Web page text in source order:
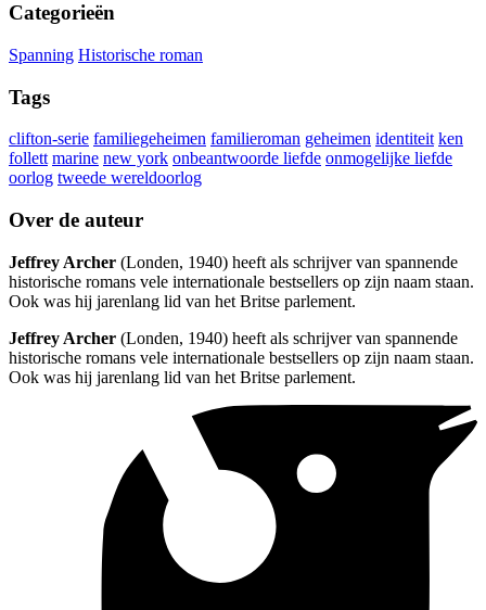
Categorieën
Spanning Historische roman
Tags
clifton-serie familiegeheimen familieroman geheimen identiteit ken
follett marine new york onbeantwoorde liefde onmogelijke liefde
oorlog tweede wereldoorlog
Over de auteur
Jeffrey Archer (Londen, 1940) heeft als schrijver van spannende
historische romans vele internationale bestsellers op zijn naam staan.
Ook was hij jarenlang lid van het Britse parlement.
Jeffrey Archer (Londen, 1940) heeft als schrijver van spannende
historische romans vele internationale bestsellers op zijn naam staan.
Ook was hij jarenlang lid van het Britse parlement.